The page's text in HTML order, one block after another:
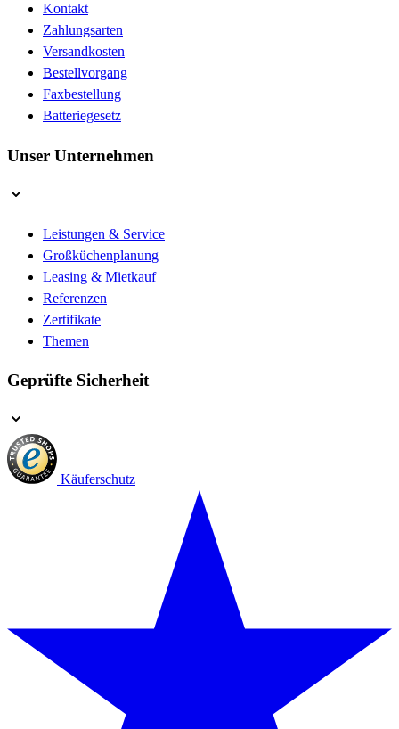
Kontakt
Zahlungsarten
Versandkosten
Bestellvorgang
Faxbestellung
Batteriegesetz
Unser Unternehmen
Leistungen & Service
Großküchenplanung
Leasing & Mietkauf
Referenzen
Zertifikate
Themen
Geprüfte Sicherheit
Käuferschutz